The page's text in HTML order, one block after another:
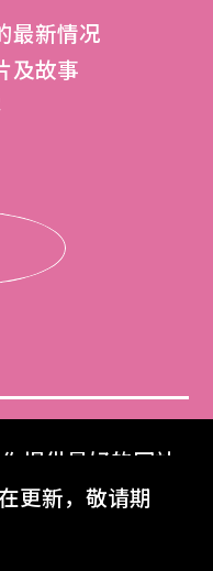
提供最好的网站
更新，敬请期
最新情况
及故事